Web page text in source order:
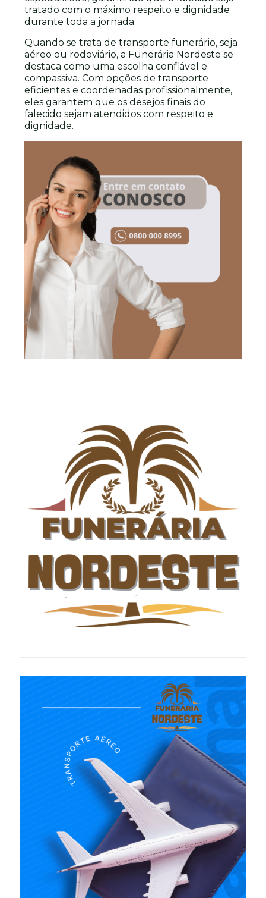
tratado com o máximo respeito e dignidade
durante toda a jornada.
Quando se trata de transporte funerário, seja
aéreo ou rodoviário, a Funerária Nordeste se
destaca como uma escolha confiável e
compassiva. Com opções de transporte
eficientes e coordenadas profissionalmente,
eles garantem que os desejos finais do
falecido sejam atendidos com respeito e
dignidade.